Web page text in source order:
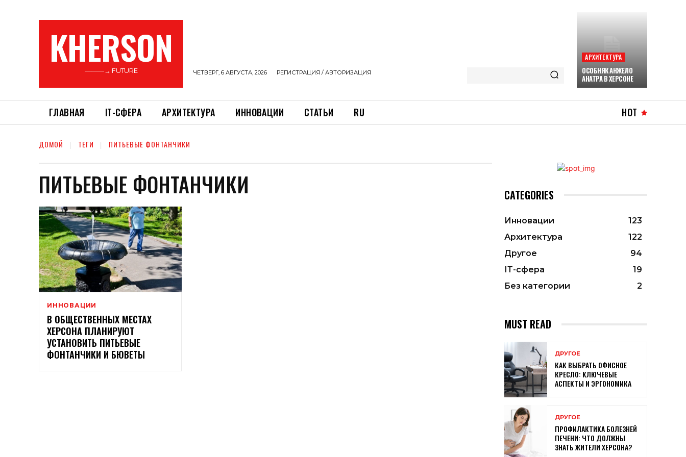
KHERSON
———→ FUTURE ЧЕТВЕРГ, 6 АВГУСТА, 2026 РЕГИСТРАЦИЯ / АВТОРИЗАЦИЯ
АРХИТЕКТУРА
ОСОБНЯК АНЖЕЛО
АНАТРА В ХЕРСОНЕ
ГЛАВНАЯ ІТ-СФЕРА АРХИТЕКТУРА ИННОВАЦИИ СТАТЬИ RU HOT
ДОМОЙ ТЕГИ ПИТЬЕВЫЕ ФОНТАНЧИКИ
ПИТЬЕВЫЕ ФОНТАНЧИКИ
ИННОВАЦИИ
В ОБЩЕСТВЕННЫХ МЕСТАХ
ХЕРСОНА ПЛАНИРУЮТ
УСТАНОВИТЬ ПИТЬЕВЫЕ
ФОНТАНЧИКИ И БЮВЕТЫ
CATEGORIES
Инновации
123
Архитектура
122
Другое
94
ІТ-сфера
19
Без категории
2
MUST READ
ДРУГОЕ
КАК ВЫБРАТЬ ОФИСНОЕ
КРЕСЛО: КЛЮЧЕВЫЕ
АСПЕКТЫ И ЭРГОНОМИКА
ДРУГОЕ
ПРОФИЛАКТИКА БОЛЕЗНЕЙ
ПЕЧЕНИ: ЧТО ДОЛЖНЫ
ЗНАТЬ ЖИТЕЛИ ХЕРСОНА?